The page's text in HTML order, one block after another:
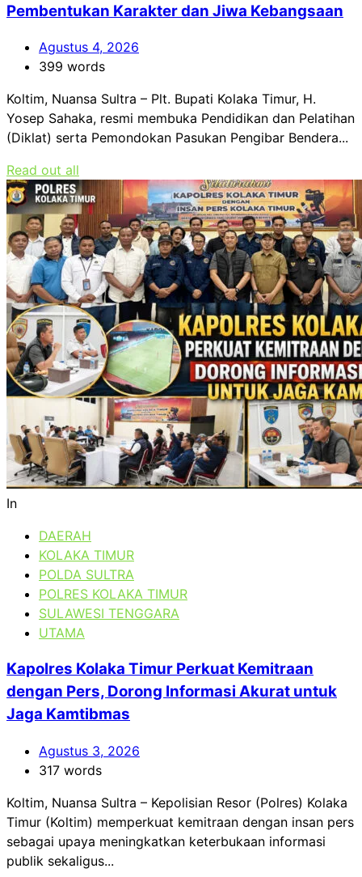
Pembentukan Karakter dan Jiwa Kebangsaan
Agustus 4, 2026
399 words
Koltim, Nuansa Sultra – Plt. Bupati Kolaka Timur, H.
Yosep Sahaka, resmi membuka Pendidikan dan Pelatihan
(Diklat) serta Pemondokan Pasukan Pengibar Bendera...
Read out all
In
DAERAH
KOLAKA TIMUR
POLDA SULTRA
POLRES KOLAKA TIMUR
SULAWESI TENGGARA
UTAMA
Kapolres Kolaka Timur Perkuat Kemitraan
dengan Pers, Dorong Informasi Akurat untuk
Jaga Kamtibmas
Agustus 3, 2026
317 words
Koltim, Nuansa Sultra – Kepolisian Resor (Polres) Kolaka
Timur (Koltim) memperkuat kemitraan dengan insan pers
sebagai upaya meningkatkan keterbukaan informasi
publik sekaligus...